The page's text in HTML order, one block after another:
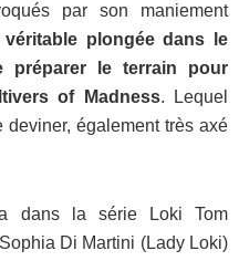
par son maniement
véritable plongée dans le
préparer le terrain pour
of Madness. Lequel
également très axé
dans la série Loki Tom
Di Martini (Lady Loki)